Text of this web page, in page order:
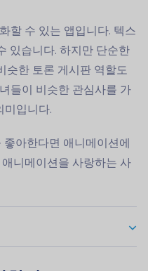
할 수 있는 앱입니다. 텍스
있습니다. 하지만 단순한
슷한 토론 게시판 역할도
들이 비슷한 관심사를 가
미입니다.
아한다면 애니메이션에
니메이션을 사랑하는 사